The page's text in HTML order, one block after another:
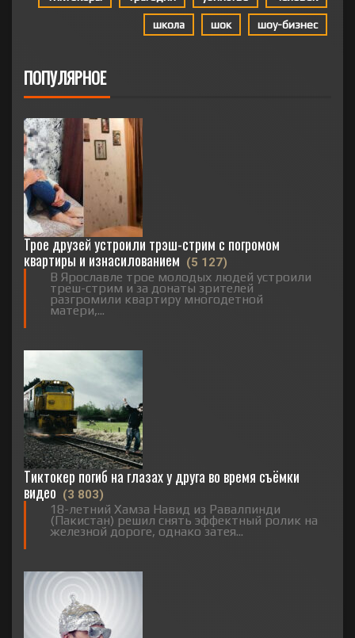
школа шок шоу-бизнес
ПОПУЛЯРНОЕ
Трое друзей устроили трэш-стрим с погромом
квартиры и изнасилованием (5 127)
В Ярославле трое молодых людей устроили
треш-стрим и за донаты зрителей
разгромили квартиру многодетной
матери,...
Тиктокер погиб на глазах у друга во время съёмки
видео (3 803)
18-летний Хамза Навид из Равалпинди
(Пакистан) решил снять эффектный ролик на
железной дороге, однако затея...